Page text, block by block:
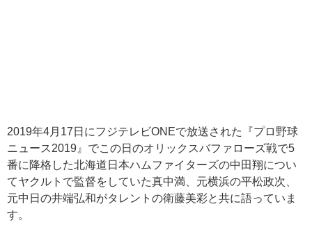
2019年4 月 17 日にフジテレビONEで放送された『プロ野球
ニュース 2019 』でこの日のオリックスバファローズ戦で5
番に降格した北海道日本ハムファイターズの中田翔につい
てヤクルトで監督をしていた真中満、元横浜の平松政次、
元中日の井端弘和がタレントの衛藤美彩と共に語っていま
す。